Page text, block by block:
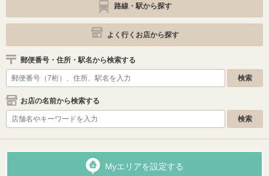
路線・駅から探す
よく行くお店から探す
郵便番号・住所・駅名から検索する
お店の名前から検索する
Myエリアを設定する